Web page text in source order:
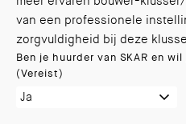
van een professionele
zorgvuldigheid bij deze
Ben je huurder van SKAR en
(Vereist)